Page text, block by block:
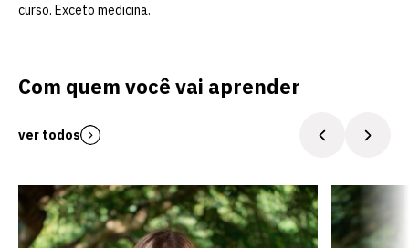
curso. Exceto medicina.
Com quem você vai aprender
ver todos